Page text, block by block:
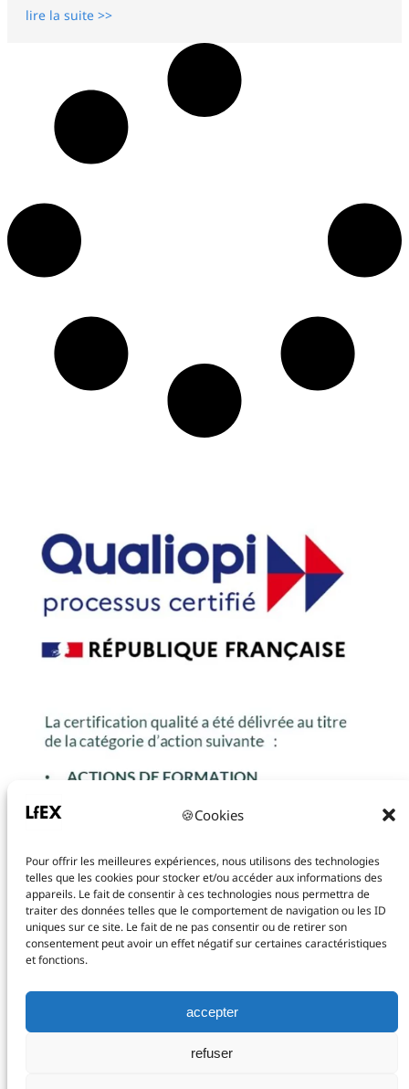
🍪Cookies
Pour offrir les meilleures expériences, nous utilisons des technologies
telles que les cookies pour stocker et/ou accéder aux informations des
appareils. Le fait de consentir à ces technologies nous permettra de
traiter des données telles que le comportement de navigation ou les ID
uniques sur ce site. Le fait de ne pas consentir ou de retirer son
consentement peut avoir un effet négatif sur certaines caractéristiques
et fonctions.
accepter
refuser
lire la suite >>
102 Avenue des Champs-Élysées, 75008 Paris
+33 (0)1.88.88.02.86